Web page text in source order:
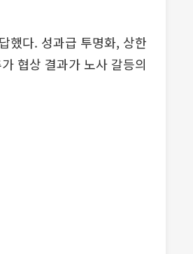
했다. 성과급 투명화, 상한
협상 결과가 노사 갈등의